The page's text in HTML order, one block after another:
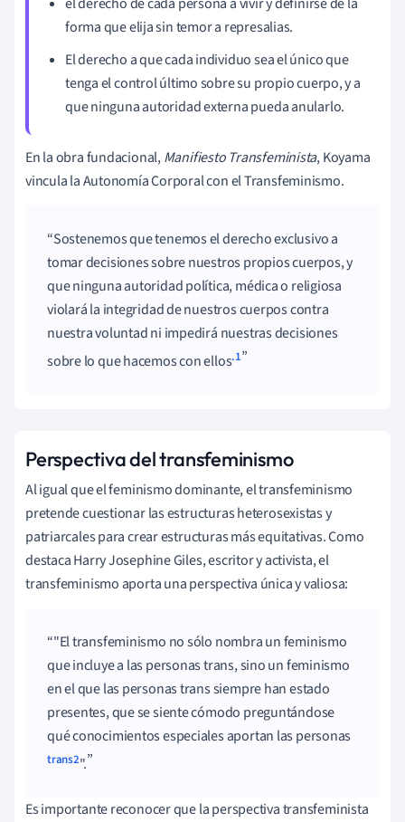
forma que elija sin temor a represalias.
El derecho a que cada individuo sea el único que
tenga el control último sobre su propio cuerpo, y a
que ninguna autoridad externa pueda anularlo.
En la obra fundacional,Manifiesto Transfeminista, Koyama
vincula la Autonomía Corporal con el Transfeminismo.
Sostenemos que tenemos el derecho exclusivo a
tomar decisiones sobre nuestros propios cuerpos, y
que ninguna autoridad política, médica o religiosa
violará la integridad de nuestros cuerpos contra
nuestra voluntad ni impedirá nuestras decisiones
sobre lo que hacemos con ellos.1
Perspectiva del transfeminismo
Al igual que el feminismo dominante, el transfeminismo
pretende cuestionar las estructuras heterosexistas y
patriarcales para crear estructuras más equitativas. Como
destaca Harry Josephine Giles, escritor y activista, el
transfeminismo aporta una perspectiva única y valiosa:
"El transfeminismo no sólo nombra un feminismo
que incluye a las personas trans, sino un feminismo
en el que las personas trans siempre han estado
presentes, que se siente cómodo preguntándose
qué conocimientos especiales aportan las personas
trans2".
Es importante reconocer que la perspectiva transfeminista